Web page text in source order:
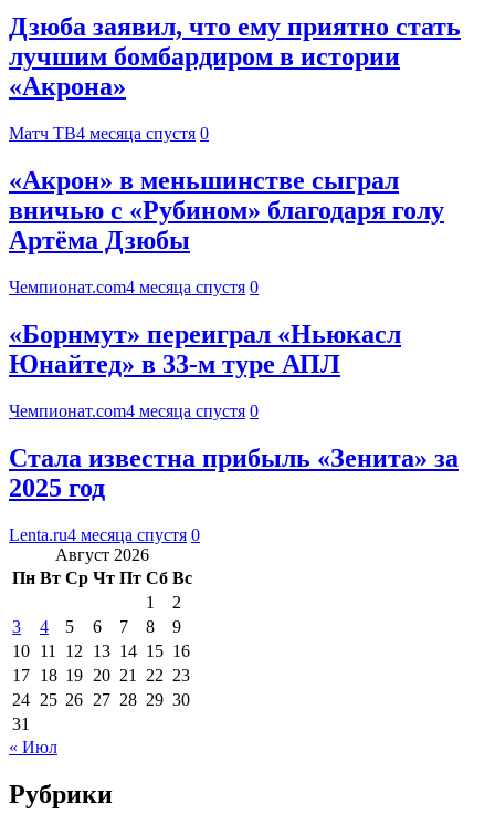
Дзюба заявил, что ему приятно стать
лучшим бомбардиром в истории
«Акрона»
Матч ТВ4 месяца спустя 0
«Акрон» в меньшинстве сыграл
вничью с «Рубином» благодаря голу
Артёма Дзюбы
Чемпионат.com4 месяца спустя 0
«Борнмут» переиграл «Ньюкасл
Юнайтед» в 33-м туре АПЛ
Чемпионат.com4 месяца спустя 0
Стала известна прибыль «Зенита» за
2025 год
Lenta.ru4 месяца спустя 0
Август 2026
Пн Вт Ср Чт Пт Сб Вс
1
2
3
4 5 6 7 8
9
10 11 12 13 14 15 16
17 18 19 20 21 22 23
24 25 26 27 28 29 30
31
« Июл
Рубрики